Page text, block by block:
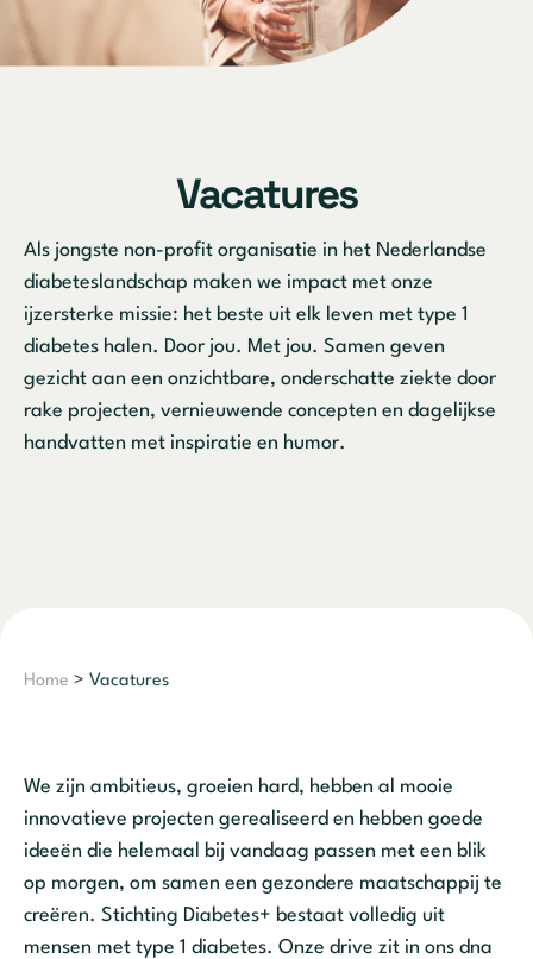
Vacatures
Als jongste non-profit organisatie in het Nederlandse
diabeteslandschap maken we impact met onze
ijzersterke missie: het beste uit elk leven met type 1
diabetes halen. Door jou. Met jou. Samen geven
gezicht aan een onzichtbare, onderschatte ziekte door
rake projecten, vernieuwende concepten en dagelijkse
handvatten met inspiratie en humor.
Home > Vacatures
We zijn ambitieus, groeien hard, hebben al mooie
innovatieve projecten gerealiseerd en hebben goede
ideeën die helemaal bij vandaag passen met een blik
op morgen, om samen een gezondere maatschappij te
creëren. Stichting Diabetes+ bestaat volledig uit
mensen met type 1 diabetes. Onze drive zit in ons dna